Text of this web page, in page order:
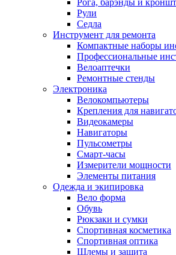
Рули
Седла
Инструмент для ремонта
Компактные наборы
Профессиональные
Велоаптечки
Ремонтные стенды
Электроника
Велокомпьютеры
Крепления для
Видеокамеры
Навигаторы
Пульсометры
Смарт-часы
Измерители мощности
Элементы питания
Одежда и экипировка
Вело форма
Обувь
Рюкзаки и сумки
Спортивная косметика
Спортивная оптика
Шлемы и защита